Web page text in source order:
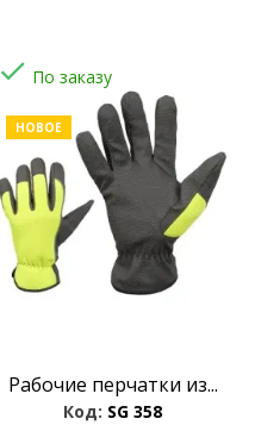
 По заказу
НОВОЕ
Pабочие перчатки из...
Код: SG 358